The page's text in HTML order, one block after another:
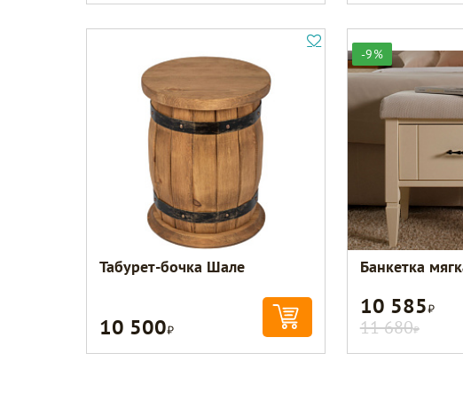
Табурет-бочка Шале
10 500Р
-9%
Банкетка
10 585Р
11 680Р